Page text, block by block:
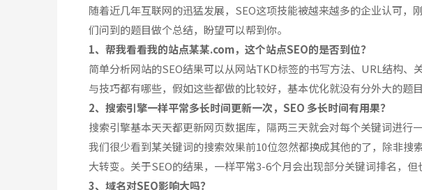
签约长沙沃湘文化传
随着近几年互联网的迅猛发展，SEO这项技能被越来越多的企业认可
们问到的题目做个总结，盼望可以帮到你。
1、帮我看看我的站点某某.com，这个站点SEO的是否到位？
简单分析网站的SEO结果可以从网站TKD标签的书写方法、URL结构
与技巧都有哪些，假如这些都做的比较好，基本优化就没有分外大的题目
2、搜索引擎一样平常多长时间更新一次，SEO 多长时间有用果？
搜索引擎基本天天都更新网页数据库，隔两三天就会对每个关键词进行
我们很少看到某关键词的搜索效果前10位忽然都换成其他的了，除非
大转变。关于SEO的结果，一样平常3-6个月会出现部分关键词排名，但
3、域名对SEO影响大吗？